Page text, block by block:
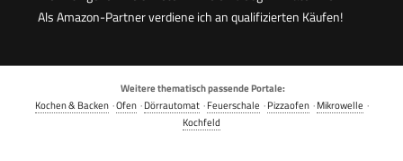
Als Amazon-Partner verdiene ich an qualifizierten Käufen!
Weitere thematisch passende Portale:
Kochen & Backen·Ofen·Dörrautomat·Feuerschale ·Pizzaofen·Mikrowelle ·
Kochfeld